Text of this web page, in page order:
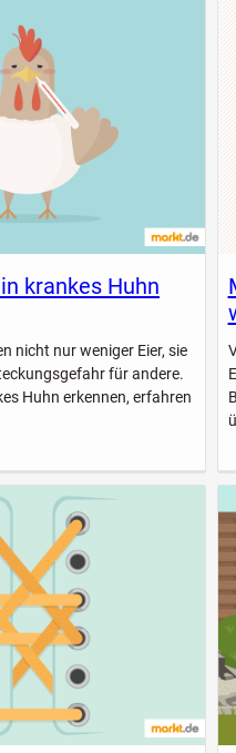
krankes Huhn
nicht nur weniger Eier, sie
für andere.
Huhn erkennen, erfahren